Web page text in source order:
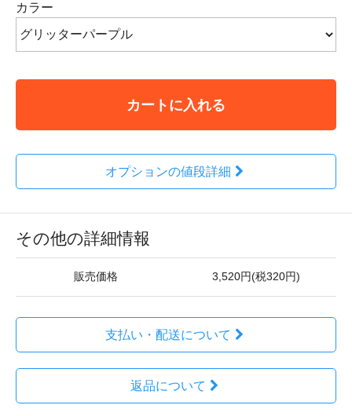
カラー
カートに入れる
オプションの値段詳細
その他の詳細情報
販売価格 3,520円(税320円)
支払い・配送について
返品について